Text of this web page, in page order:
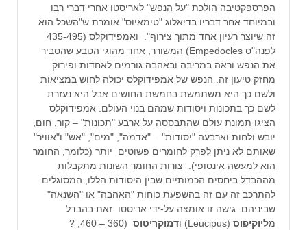
הפרספקטיבה הולכת "על הנפש" לאריסטו אחרי דברי רבו
ובמיוחד אחר דבריו בדיאלוג "טימאיוס" אומרת ש"השכל הוא
זה שיוצר רעיון אחד מתוך צירוף". ואמפידוקלס (435-495
לפנה"ס Empedocles) המשורר, אחד מהוגי הטבע שהסביר
את הנפש וראה במריבה ובאהבה גורמים לאחדות ופירוק
מחזק טיעון זה. הנפש של אמפידוקלס יכולה לחוש במציאות
ולשם כך היא משתמשת בחמשת החושים אבל היא נעזרת
לשם כך בתכונות ויסודות שמהם בנוי העולם. אמפידוקלס
הציגו תמונת עולם שהתבססה על ארבע "תכונות" – קור, חום,
יובש ולחות וארבעה "יסודות" – "אדמה", "מים", "אש" ו"אוויר"
שאותם לא ניתן לפרק לחומרים פשוטים יותר (כלומר, החומר
הוא למעשה אינסופי). צורות החומר השונות מתקבלות
מההבדל ביחסים הכמותיים שבין היסודות הללו, המסוגלים
להתרכב זה עם זה בהשפעת כוחות "האהבה" או "השנאה"
שביניהם. גישה זו אומצה על-ידי אריסטו זאת בהבדל
מליוקיפוס (Leucipus) ו דמוקריטוס
(360 – 460, ?